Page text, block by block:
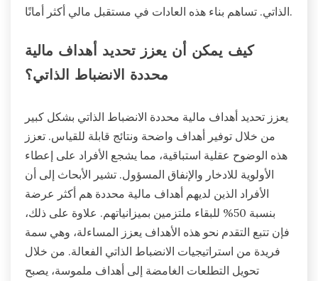
الذاتي. تساهم بناء هذه العادات في مستقبل مالي أكثر أمانًا.
كيف يمكن أن يعزز تحديد أهداف مالية
محددة الانضباط الذاتي؟
يعزز تحديد أهداف مالية محددة الانضباط الذاتي بشكل كبير
من خلال توفير أهداف واضحة ونتائج قابلة للقياس. تعزز
هذه الوضوح عقلية استباقية، مما يشجع الأفراد على إعطاء
الأولوية للادخار والإنفاق المسؤول. تشير الأبحاث إلى أن
الأفراد الذين لديهم أهداف مالية محددة هم أكثر عرضة
بنسبة 50% للبقاء ملتزمين بميزانياتهم. علاوة على ذلك،
فإن تتبع التقدم نحو هذه الأهداف يعزز المساءلة، وهي سمة
فريدة من استراتيجيات الانضباط الذاتي الفعالة. من خلال
تحويل التطلعات الغامضة إلى أهداف ملموسة، يصبح